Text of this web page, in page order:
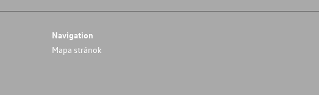
Navigation
Mapa stránok